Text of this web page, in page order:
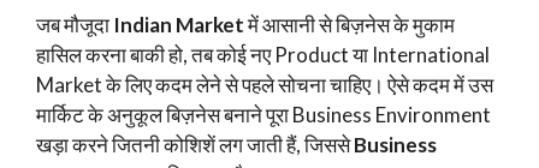
जब मौजूदा Indian Marketमें आसानी से बिज़नेस के मुकाम
हासिल करना बाकी हो, तब कोई नए Product या International
Market के लिए कदम लेने से पहले सोचना चाहिए। ऐसे कदम में उस
मार्किट के अनुकूल बिज़नेस बनाने पूरा Business Environment
खड़ा करने जितनी कोशिशें लग जाती हैं, जिससेBusiness